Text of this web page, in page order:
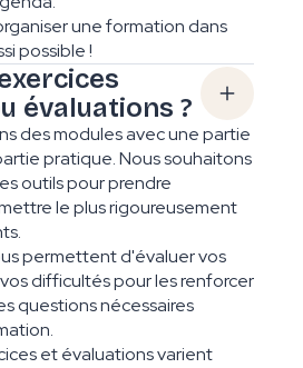
une formation dans
possible !
évaluations ?
des modules avec une partie
pratique. Nous souhaitons
outils pour prendre
le plus rigoureusement
permettent d'évaluer vos
difficultés pour les renforcer
questions nécessaires
et évaluations varient